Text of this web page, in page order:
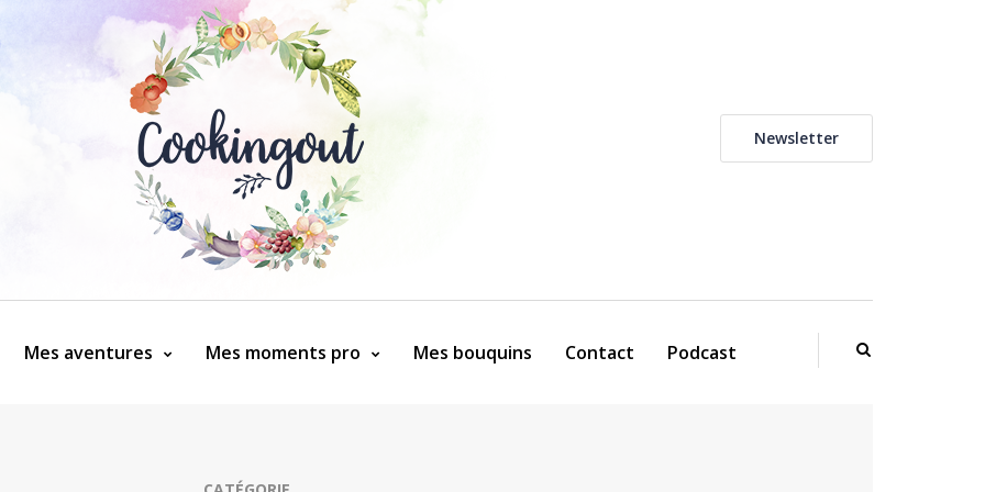
Newsletter
Mes aventures Mes moments pro Mes bouquins Contact Podcast